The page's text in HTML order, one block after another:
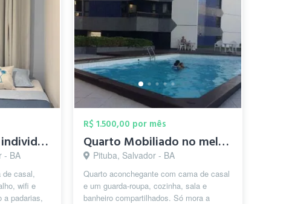
Aluguel de quarto individual
- BA
de casal,
wifi e
a padarias,
R$ 1.500,00 por mês
Quarto Mobiliado no melhor da Pituba
Pituba, Salvador - BA
Quarto aconchegante com cama de casal
e um guarda-roupa, cozinha, sala e
banheiro compartilhados. Só mora a